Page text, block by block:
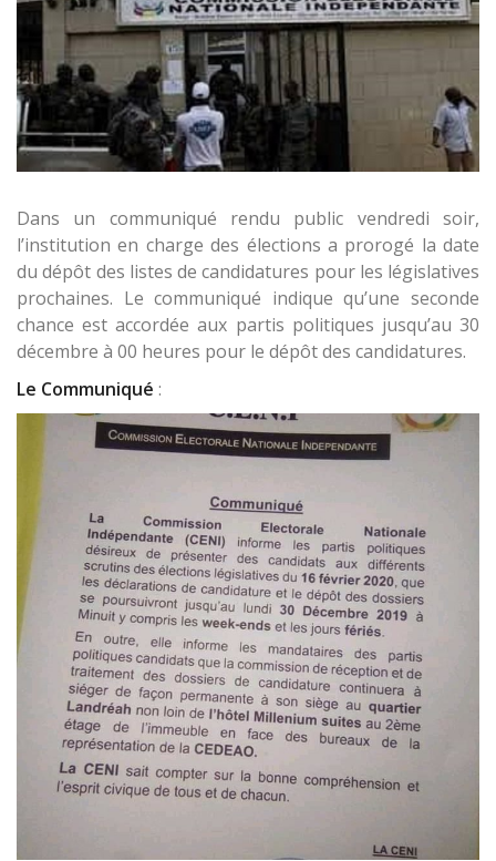
Dans un communiqué rendu public vendredi soir,
l’institution en charge des élections a prorogé la date
du dépôt des listes de candidatures pour les législatives
prochaines. Le communiqué indique qu’une seconde
chance est accordée aux partis politiques jusqu’au 30
décembre à 00 heures pour le dépôt des candidatures.
Le Communiqué :